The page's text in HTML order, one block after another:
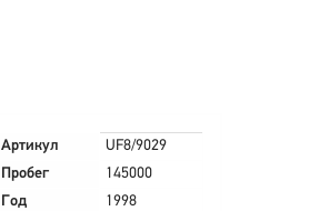
Артикул
UF8/9029
Пробег
145000
Год
1998